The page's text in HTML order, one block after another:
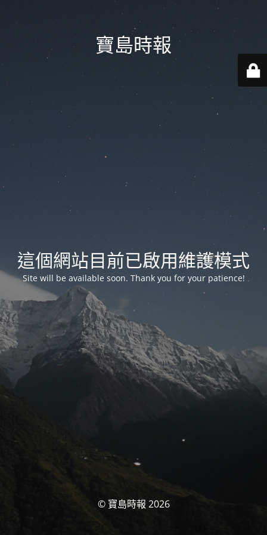
寶島時報
這個網站目前已啟用維護模式
Site will be available soon. Thank you for your patience!
© 寶島時報 2026